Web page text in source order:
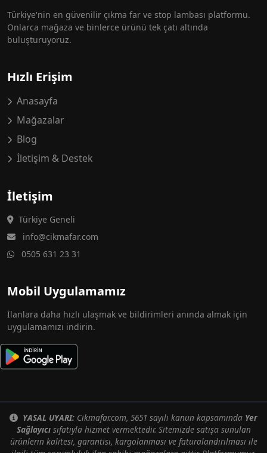
Türkiye'nin en güvenilir çıkma far ve stop lambası platformu.
Onlarca mağaza ve binlerce ürünü tek çatı altında
buluşturuyoruz.
Hızlı Erişim
Anasayfa
Mağazalar
Blog
İletişim & Destek
İletişim
Türkiye Geneli
info@cikmafar.com
0505 631 23 31
Mobil Uygulamamız
İlanlara daha hızlı ulaşmak ve bildirimleri anında almak için
uygulamamızı indirin.
YASAL UYARI: Cikmafar.com, 5651 sayılı kanun kapsamında Yer
Sağlayıcısıfatıyla hizmet vermektedir. Sitemizde satışa sunulan
ürünlerin kalitesi, garantisi, kargolanması ve faturalandırılması ile